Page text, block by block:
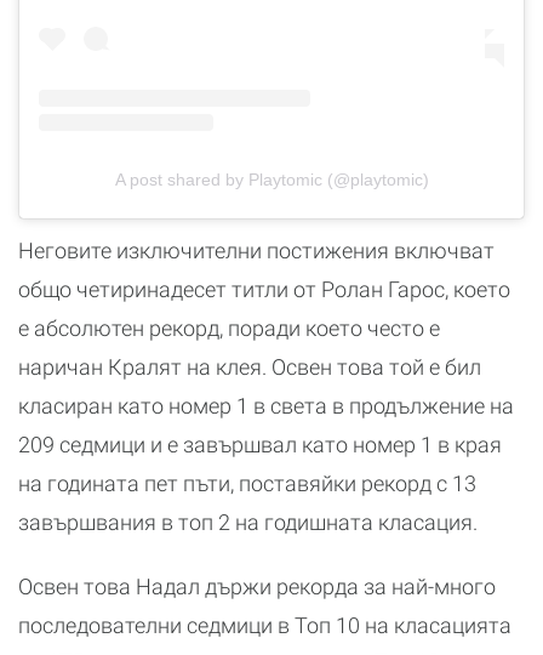
A post shared by Playtomic (@playtomic)
Неговите изключителни постижения включват
общо четиринадесет титли от Ролан Гарос, което
е абсолютен рекорд, поради което често е
наричан Кралят на клея. Освен това той е бил
класиран като номер 1 в света в продължение на
209 седмици и е завършвал като номер 1 в края
на годината пет пъти, поставяйки рекорд с 13
завършвания в топ 2 на годишната класация.
Освен това Надал държи рекорда за най-много
последователни седмици в Топ 10 на класацията